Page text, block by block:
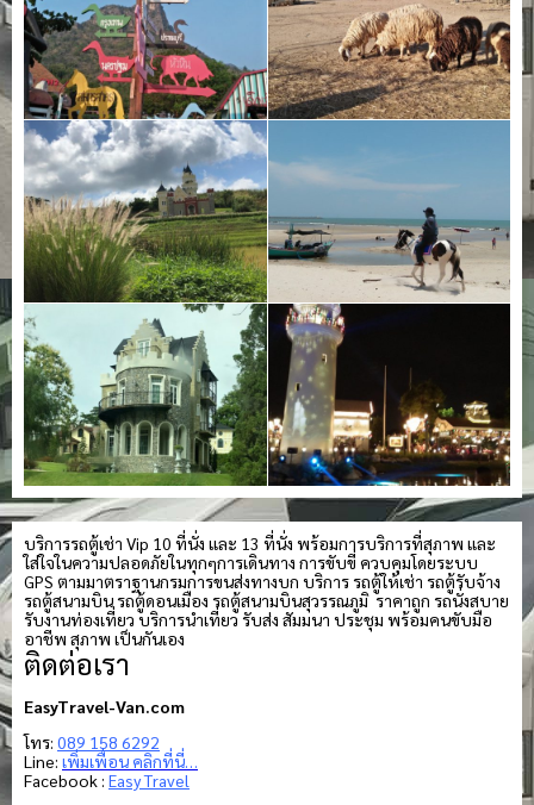
บริการรถตู้เช่า Vip 10 ที่นั่ง และ 13 ที่นั่ง พร้อมการบริการที่สุภาพ และ
ใส่ใจในความปลอดภัยในทุกๆการเดินทาง การขับขี่ ควบคุมโดยระบบ
GPS ตามมาตราฐานกรมการขนส่งทางบก บริการ รถตู้ให้เช่า รถตู้รับจ้าง
รถตู้สนามบิน รถตู้ดอนเมือง รถตู้สนามบินสุวรรณภูมิ ราคาถูก รถนั่งสบาย
รับงานท่องเที่ยว บริการนำเที่ยว รับส่ง สัมมนา ประชุม พร้อมคนขับมือ
อาชีพ สุภาพ เป็นกันเอง
ติดต่อเรา
EasyTravel-Van.com
โทร: 089 158 6292
Line: เพิ่มเพื่อน คลิกที่นี่…
Facebook : Easy Travel